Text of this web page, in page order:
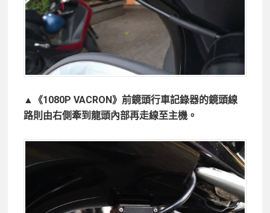
▲《1080P VACRON》前鏡頭行車記錄器的鏡頭線
路則由右側牽到龍頭內部再走線至主機。